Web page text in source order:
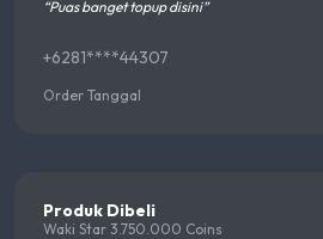
“Puas banget topup disini”
+6281****44307
Order Tanggal
Produk Dibeli
Waki Star 3.750.000 Coins